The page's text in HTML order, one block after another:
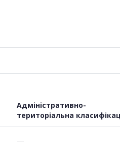
Адміністративно-
територіальна
—